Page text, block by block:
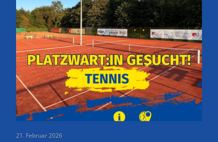
21. Februar 2026